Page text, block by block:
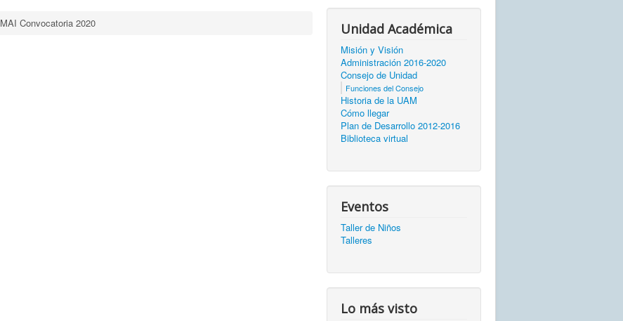
MAI Convocatoria 2020 Unidad Académica
Misión y Visión
Administración 2016-2020
Consejo de Unidad
Funciones del Consejo
Historia de la UAM
Cómo llegar
Plan de Desarrollo 2012-2016
Biblioteca virtual
Eventos
Taller de Niños
Talleres
Lo más visto